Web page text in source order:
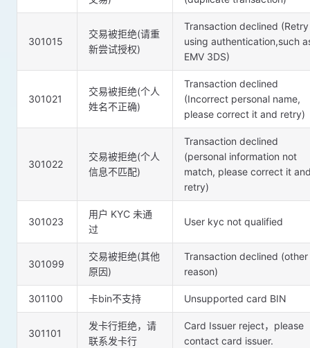
301015
交易被拒绝(请重
新尝试授权)
Transaction declined (Retry
using authentication,such
EMV 3DS)
301021
交易被拒绝(个人
姓名不正确)
Transaction declined
(Incorrect personal name,
please correct it and retry)
301022
交易被拒绝(个人
信息不匹配)
Transaction declined
(personal information not
match, please correct it
retry)
301023
用户 KYC 未通
过
User kyc not qualified
301099
交易被拒绝(其他
原因)
Transaction declined (other
reason)
301100 卡bin不支持 Unsupported card BIN
301101
发卡行拒绝，请
联系发卡行
Card Issuer reject，please
contact card issuer.